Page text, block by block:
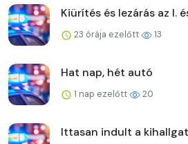
Kiürítés és lezárás az I.
23 órája ezelőtt 13
Hat nap, hét autó
1 nap ezelőtt 20
Ittasan indult a